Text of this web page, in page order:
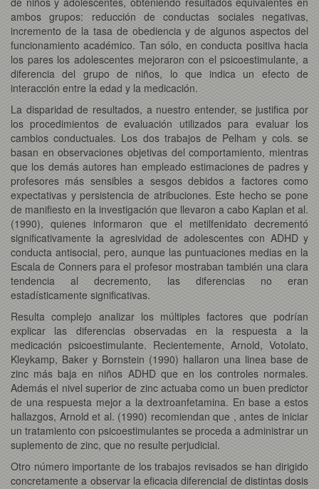
ambos grupos: reducción de conductas sociales negativas,
incremento de la tasa de obediencia y de algunos aspectos del
funcionamiento académico. Tan sólo, en conducta positiva hacia
los pares los adolescentes mejoraron con el psicoestimulante, a
diferencia del grupo de niños, lo que indica un efecto de
interacción entre la edad y la medicación.
La disparidad de resultados, a nuestro entender, se justifica por
los procedimientos de evaluación utilizados para evaluar los
cambios conductuales. Los dos trabajos de Pelham y cols. se
basan en observaciones objetivas del comportamiento, mientras
que los demás autores han empleado estimaciones de padres y
profesores más sensibles a sesgos debidos a factores como
expectativas y persistencia de atribuciones. Este hecho se pone
de manifiesto en la investigación que llevaron a cabo Kaplan et al.
(1990), quienes informaron que el metilfenidato decrementó
significativamente la agresividad de adolescentes con ADHD y
conducta antisocial, pero, aunque las puntuaciones medias en la
Escala de Conners para el profesor mostraban también una clara
tendencia al decremento, las diferencias no eran
estadísticamente significativas.
Resulta complejo analizar los múltiples factores que podrían
explicar las diferencias observadas en la respuesta a la
medicación psicoestimulante. Recientemente, Arnold, Votolato,
Kleykamp, Baker y Bornstein (1990) hallaron una linea base de
zinc más baja en niños ADHD que en los controles normales.
Además el nivel superior de zinc actuaba como un buen predictor
de una respuesta mejor a la dextroanfetamina. En base a estos
hallazgos, Arnold et al. (1990) recomiendan que , antes de iniciar
un tratamiento con psicoestimulantes se proceda a administrar un
suplemento de zinc, que no resulte perjudicial.
Otro número importante de los trabajos revisados se han dirigido
concretamente a observar la eficacia diferencial de distintas dosis